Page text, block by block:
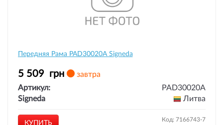
Передняя Рама PAD30020A Signeda
5 509 грн
завтра
Артикул:
PAD30020A
Signeda
Литва
КУПИТЬ Код: 7166743-7